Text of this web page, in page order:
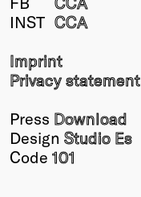
INST CCA
Imprint
Privacy statement
Press Download
Design Studio Es
Code 101